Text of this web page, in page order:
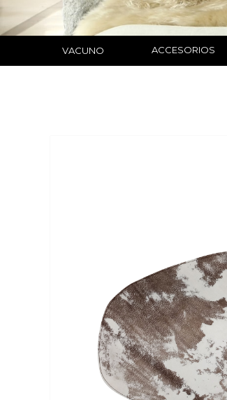
VACUNO ACCESORIOS